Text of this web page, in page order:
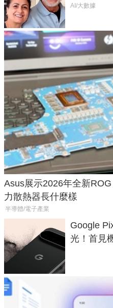
50年家人
AI/大數據
Asus展示2026年全新
力散熱器長什麼樣
半導體/電子產業
Google
光！首見